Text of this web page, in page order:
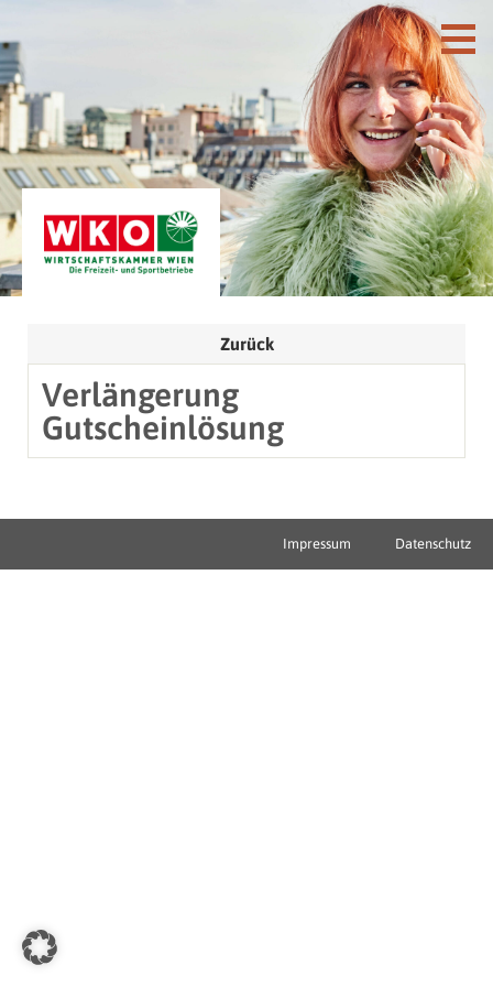
Zurück
Verlängerung
Gutscheinlösung
Impressum Datenschutz